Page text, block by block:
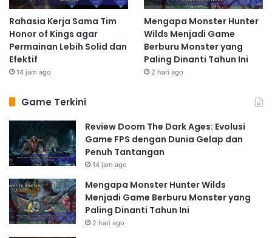
Rahasia Kerja Sama Tim
Honor of Kings agar
Permainan Lebih Solid dan
Efektif
14 jam ago
Mengapa Monster Hunter
Wilds Menjadi Game
Berburu Monster yang
Paling Dinanti Tahun Ini
2 hari ago
Game Terkini
Review Doom The Dark Ages: Evolusi
Game FPS dengan Dunia Gelap dan
Penuh Tantangan
14 jam ago
Mengapa Monster Hunter Wilds
Menjadi Game Berburu Monster yang
Paling Dinanti Tahun Ini
2 hari ago